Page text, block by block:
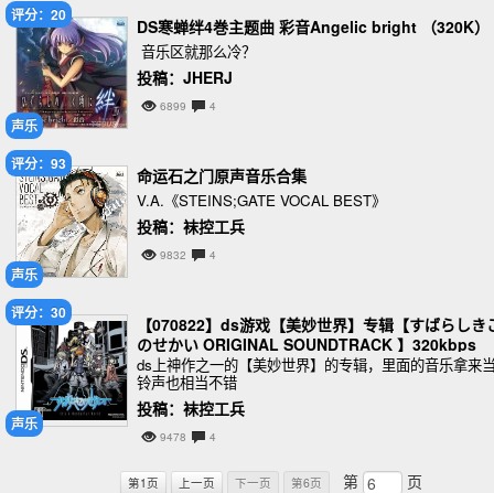
声乐
评分：20
DS寒蝉绊4巻主题曲 彩音Angelic bright （320K）
音乐区就那么冷？
投稿：JHERJ
6899 4
声乐
评分：93
命运石之门原声音乐合集
V.A.《STEINS;GATE VOCAL BEST》
投稿：袜控工兵
9832 4
声乐
评分：30
【070822】ds游戏【美妙世界】专辑【すばらしき
のせかい ORIGINAL SOUNDTRACK 】320kbps
ds上神作之一的【美妙世界】的专辑，里面的音乐拿来
铃声也相当不错
投稿：袜控工兵
9478 4
第1页 上一页 下一页 第6页 第 页